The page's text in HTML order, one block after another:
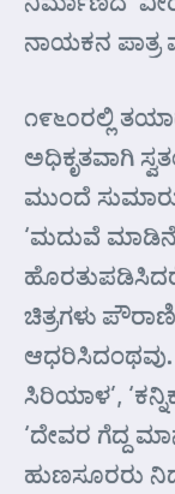
ನಾಯಕನ ಪಾತ್ರ
೧೯೬೦ರಲ್ಲಿ
ಅಧಿಕೃತವಾಗಿ
ಮುಂದೆ
‘ಮದುವೆ
ಚಿತ್ರಗಳು
ಆಧರಿಸಿದಂಥವು.
ಸಿರಿಯಾಳ’,
‘ದೇವರ ಗೆದ್ದ
ಹುಣಸೂರರು